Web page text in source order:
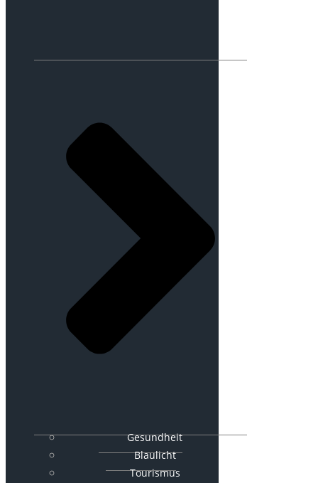
Gesundheit
Blaulicht
Tourismus